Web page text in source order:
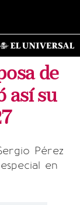
de
así su
Pérez
en